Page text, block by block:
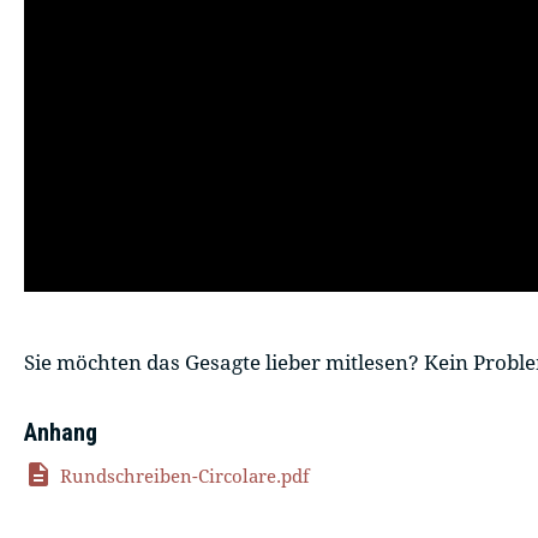
Sie möchten das Gesagte lieber mitlesen? Kein
Anhang
description Rundschreiben-Circolare.pdf